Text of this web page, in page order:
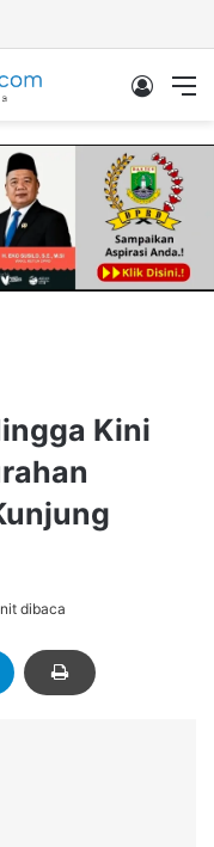
Log In
Kini
dibaca